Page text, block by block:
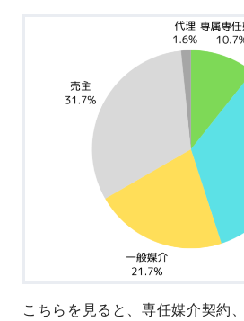
こちらを見ると、専任媒介契約